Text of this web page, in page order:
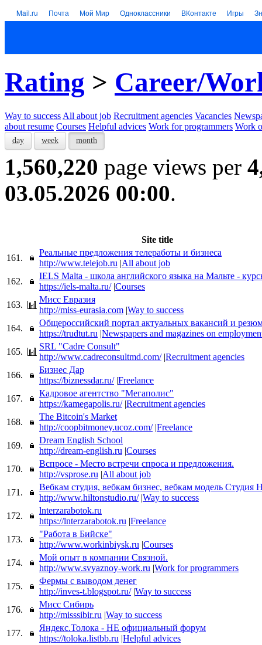
Mail.ru Почта Мой Мир Одноклассники ВКонтакте Игры
Rating > Career/
Way to success All about job Recruitment agencies Vacancies
about resume Courses Helpful advices Work for programmers Work
day week month
1,560,220 page views per
03.05.2026 00:00.
Site title
161.
Реальные предложения телеработы и бизнеса
http://www.telejob.ru |All about job
162.
IELS Malta - школа английского языка на Мальте -
https://iels-malta.ru/ |Courses
163.
Мисс Евразия
http://miss-eurasia.com |Way to success
164.
Общероссийский портал актуальных вакансий и
https://trudtut.ru |Newspapers and magazines on
165.
SRL "Cadre Consult"
http://www.cadreconsultmd.com/ |Recruitment agencies
166.
Бизнес Дар
https://biznessdar.ru/ |Freelance
167.
Кадровое агентство "Мегаполис"
https://kamegapolis.ru/ |Recruitment agencies
168.
The Bitcoin's Market
http://coopbitmoney.ucoz.com/ |Freelance
169.
Dream English School
http://dream-english.ru |Courses
170.
Вспросе - Место встречи спроса и предложения.
http://vsprose.ru |All about job
171.
Вебкам студия, вебкам бизнес, вебкам модель Студия
http://www.hiltonstudio.ru/ |Way to success
172.
lnterzarabotok.ru
https://lnterzarabotok.ru |Freelance
173.
"Работа в Бийске"
http://www.workinbiysk.ru |Courses
174.
Мой опыт в компании Связной.
http://www.svyaznoy-work.ru |Work for programmers
175.
Фермы с выводом денег
http://inves-t.blogspot.ru/ |Way to success
176.
Мисс Сибирь
http://misssibir.ru |Way to success
177.
Яндекс.Толока - НЕ официальный форум
https://toloka.listbb.ru |Helpful advices